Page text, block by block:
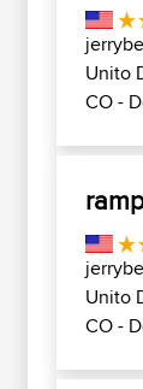
Unito
CO -
Unito
CO -